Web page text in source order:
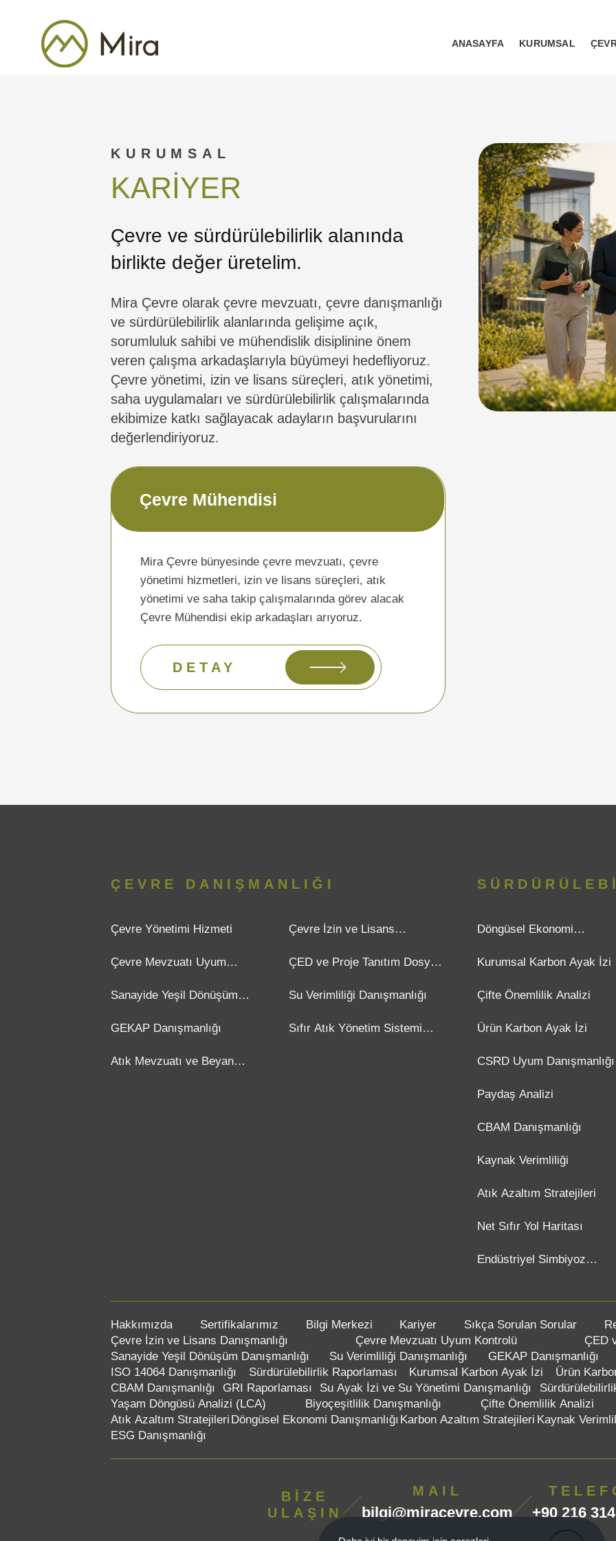
Anladım!
ANASAYFA KURUMSAL
KURUMSAL
KARİYER
Çevre ve sürdürülebilirlik alanında
birlikte değer üretelim.
Mira Çevre olarak çevre mevzuatı, çevre danışmanlığı
ve sürdürülebilirlik alanlarında gelişime açık,
sorumluluk sahibi ve mühendislik disiplinine önem
veren çalışma arkadaşlarıyla büyümeyi hedefliyoruz.
Çevre yönetimi, izin ve lisans süreçleri, atık yönetimi,
saha uygulamaları ve sürdürülebilirlik çalışmalarında
ekibimize katkı sağlayacak adayların başvurularını
değerlendiriyoruz.
Çevre Mühendisi
Mira Çevre bünyesinde çevre mevzuatı, çevre
yönetimi hizmetleri, izin ve lisans süreçleri, atık
yönetimi ve saha takip çalışmalarında görev alacak
Çevre Mühendisi ekip arkadaşları arıyoruz.
DETAY
ÇEVRE DANIŞMANLIĞI
Çevre Yönetimi Hizmeti Çevre İzin ve Lisans
Danışmanlığı
Çevre Mevzuatı Uyum
Kontrolü
ÇED ve Proje Tanıtım Dosyası
Danışmanlığı
Sanayide Yeşil Dönüşüm
Danışmanlığı
Su Verimliliği Danışmanlığı
GEKAP Danışmanlığı Sıfır Atık Yönetim Sistemi
Atık Mevzuatı ve Beyan
Döngüsel Ekonomi
Danışmanlığı
Kurumsal Karbon Ayak İzi
Çifte Önemlilik Analizi
Ürün Karbon Ayak İzi
CSRD Uyum Danışmanlığı
Paydaş Analizi
CBAM Danışmanlığı
Kaynak Verimliliği
Atık Azaltım Stratejileri
Net Sıfır Yol Haritası
Endüstriyel Simbiyoz
Hakkımızda Sertifikalarımız Bilgi Merkezi Kariyer Sıkça Sorulan Sorular
Çevre İzin ve Lisans Danışmanlığı
Çevre Mevzuatı Uyum Kontrolü
ÇED
Sanayide Yeşil Dönüşüm Danışmanlığı
Su Verimliliği Danışmanlığı GEKAP Danışmanlığı
ISO 14064 Danışmanlığı
Sürdürülebilirlik Raporlaması Kurumsal Karbon Ayak İzi Ürün
CBAM Danışmanlığı
GRI Raporlaması Su Ayak İzi ve Su Yönetimi Danışmanlığı
Yaşam Döngüsü Analizi (LCA)
Biyoçeşitlilik Danışmanlığı Çifte Önemlilik Analizi
Atık Azaltım Stratejileri Döngüsel Ekonomi Danışmanlığı Karbon Azaltım Stratejileri Kaynak
ESG Danışmanlığı
BİZE
ULAŞIN
MAIL
bilgi@miracevre.com +90 216